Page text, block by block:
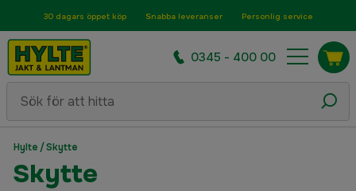
30 dagars öppet köp Snabba leveranser Personlig service
0345 - 400 00
Hylte /Skytte
Skytte